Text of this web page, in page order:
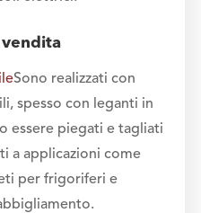
Sono realizzati con
spesso con leganti in
essere piegati e tagliati
a applicazioni come
per frigoriferi e